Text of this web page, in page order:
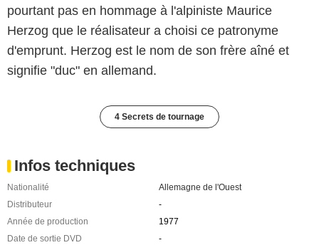
pourtant pas en hommage à l'alpiniste Maurice
Herzog que le réalisateur a choisi ce patronyme
d'emprunt. Herzog est le nom de son frère aîné et
signifie "duc" en allemand.
4 Secrets de tournage
Infos techniques
Nationalité
Allemagne de l'Ouest
Distributeur
-
Année de production
1977
Date de sortie DVD
-